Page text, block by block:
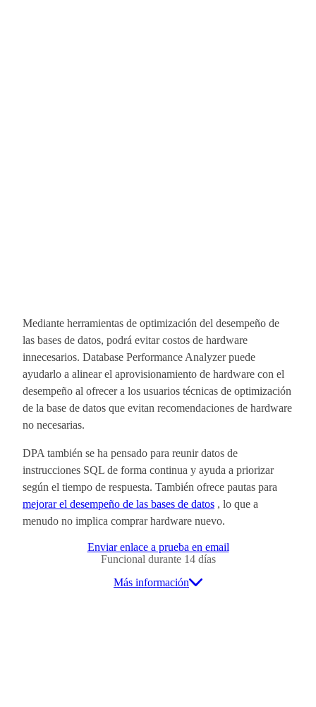
Mediante herramientas de optimización del desempeño de
las bases de datos, podrá evitar costos de hardware
innecesarios. Database Performance Analyzer puede
ayudarlo a alinear el aprovisionamiento de hardware con el
desempeño al ofrecer a los usuarios técnicas de optimización
de la base de datos que evitan recomendaciones de hardware
no necesarias.
DPA también se ha pensado para reunir datos de
instrucciones SQL de forma continua y ayuda a priorizar
según el tiempo de respuesta. También ofrece pautas para
mejorar el desempeño de las bases de datos , lo que a
menudo no implica comprar hardware nuevo.
Enviar enlace a prueba en email
Funcional durante 14 días
Más información